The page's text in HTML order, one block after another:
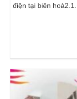
điện tại biên hoà2.1...